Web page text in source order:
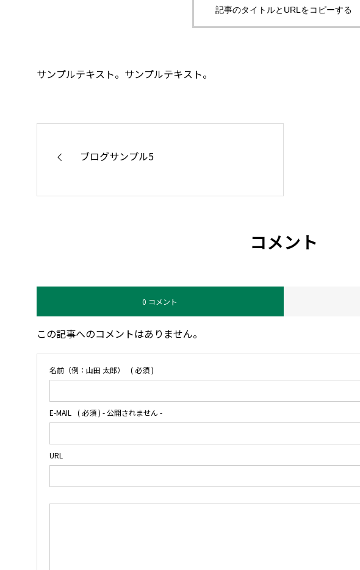
記事のタイトルとURLをコピーする
サンプルテキスト。サンプルテキスト。
ブログサンプル5
コメント
0 コメント
この記事へのコメントはありません。
名前（例：山田 太郎） ( 必須 )
E-MAIL ( 必須 ) - 公開されません -
URL